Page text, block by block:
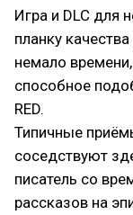
Игра и DLC для
планку
немало
способное
RED.
Типичные
соседствуют
писатель со
рассказов на